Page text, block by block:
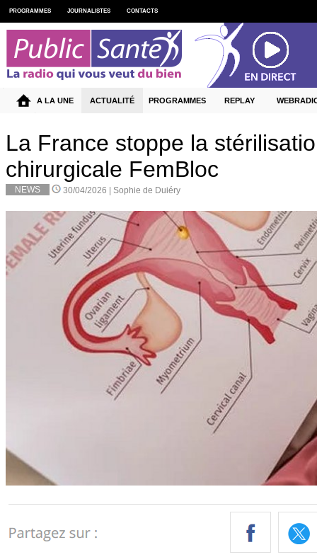
La France stoppe la
chirurgicale FemBloc
NEWS 30/04/2026 | Sophie de Duiéry
PROGRAMMES JOURNALISTES CONTACTS
A LA UNE ACTUALITÉ PROGRAMMES REPLAY